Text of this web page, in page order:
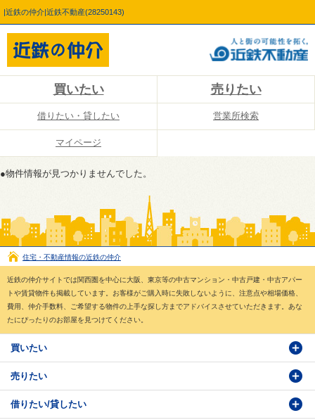
|近鉄の仲介|近鉄不動産(28250143)
買いたい 売りたい
借りたい・貸したい 営業所検索
マイページ
●物件情報が見つかりませんでした。
住宅・不動産情報の近鉄の仲介
近鉄の仲介サイトでは関西圏を中心に大阪、東京等の中古マンション・中古戸建・中古アパー
トや賃貸物件も掲載しています。お客様がご購入時に失敗しないように、注意点や相場価格、
費用、仲介手数料、ご希望する物件の上手な探し方までアドバイスさせていただきます。あな
たにぴったりのお部屋を見つけてください。
買いたい
物件検索
物件番号検索
売りたい
価格査定依頼
借りたい/貸したい